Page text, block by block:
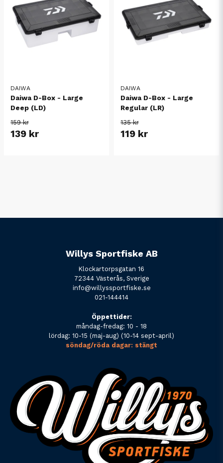
DAIWA
Daiwa D-Box - Large
Deep (LD)
159 kr
139 kr
DAIWA
Daiwa D-Box - Large
Regular (LR)
135 kr
119 kr
Willys Sportfiske AB
Klockartorpsgatan 16
72344 Västerås, Sverige
info@willyssportfiske.se
021-144414
Öppettider:
måndag-fredag: 10 - 18
lördag: 10-15 (maj-aug) (10-14 sept-april)
söndag/röda dagar: stängt